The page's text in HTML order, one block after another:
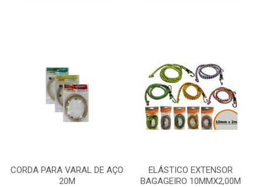
CORDA PARA VARAL DE AÇO
20M
ELÁSTICO EXTENSOR
BAGAGEIRO 10MMX2,00M